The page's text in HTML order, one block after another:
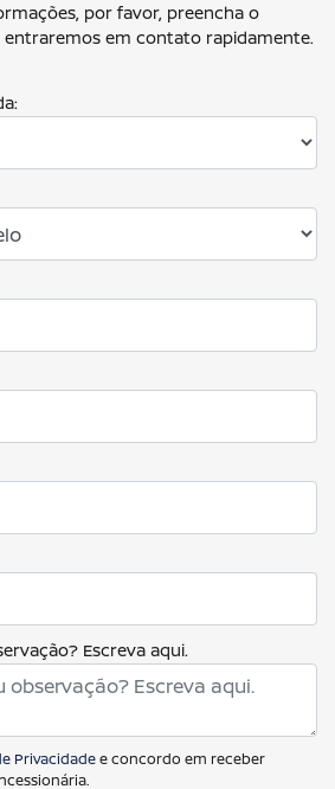
por favor, preencha o
em contato rapidamente.
Escreva aqui.
Privacidadee concordo em receber